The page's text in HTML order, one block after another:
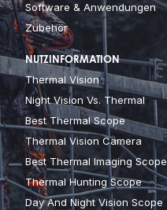
Software & Anwendungen
Zubehör
NUTZINFORMATION
Thermal Vision
Night Vision Vs. Thermal
Best Thermal Scope
Thermal Vision Camera
Best Thermal Imaging Scope
Thermal Hunting Scope
Day And Night Vision Scope